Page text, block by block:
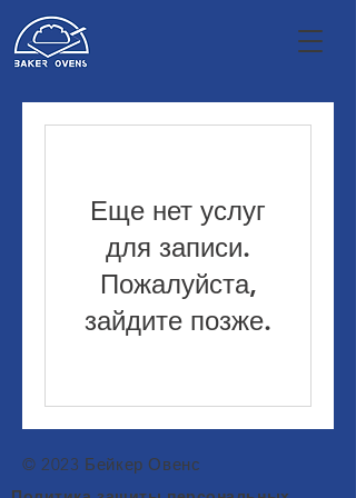
Еще нет услуг
для записи.
Пожалуйста,
зайдите позже.
© 2023 Бейкер Овенс